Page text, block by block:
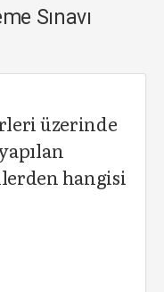
Sınavı
üzerinde
hangisi